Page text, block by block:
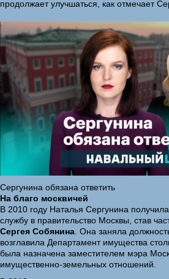
продолжает улучшаться, как отмечает
Сергунина обязана ответить
На благо москвичей
В 2010 году Наталья Сергунина
службу в правительство Москвы, став
Сергея Собянина . Она заняла
возглавила Департамент имущества
была назначена заместителем мэра
имущественно-земельных отношений.